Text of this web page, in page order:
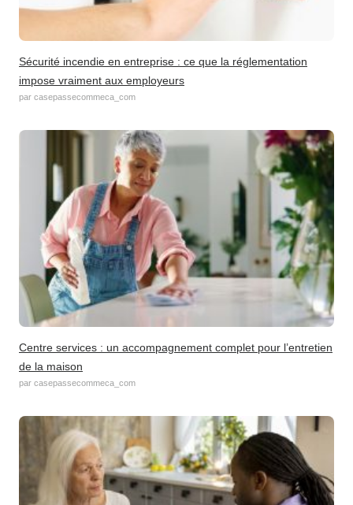
Sécurité incendie en entreprise : ce que la réglementation
impose vraiment aux employeurs
par casepassecommeca_com
Centre services : un accompagnement complet pour l’entretien
de la maison
par casepassecommeca_com